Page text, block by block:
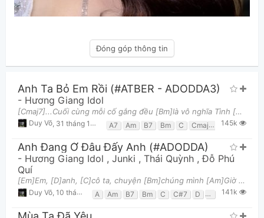
Đóng góp thông tin
Anh Ta Bỏ Em Rồi (#ATBER - ADODDA3)
- Hương Giang Idol
[Cmaj7]...Cuối cùng mỗi cố gắng đều [Bm]là vô nghĩa Tình [Am]cảm ngần ấy năm [D]có lẽ đến [G]vậy th
Duy Võ 31 tháng 10, 2019 lúc 08:51pm A7 Am B7 Bm C Cmaj7 D Em
145k
Anh Đang Ở Đâu Đấy Anh (#ADODDA)
- Hương Giang Idol , Junki , Thái Quỳnh ,Đỗ Phú
Quí
[Em]Em, [D]anh, [C]cô ta, chuyện [Bm]chúng mình [Am]Giờ đây phải [G]làm sao [F#m7b5]yên vui như [B
Duy Võ 10 tháng 11, 2018 lúc 08:57pm A Am B7 Bm C C#7 D E Em F#m
141k